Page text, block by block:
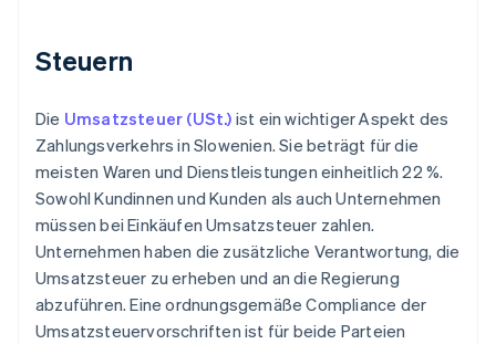
Steuern
Die Umsatzsteuer (USt.) ist ein wichtiger Aspekt des
Zahlungsverkehrs in Slowenien. Sie beträgt für die
meisten Waren und Dienstleistungen einheitlich 22 %.
Sowohl Kundinnen und Kunden als auch Unternehmen
müssen bei Einkäufen Umsatzsteuer zahlen.
Unternehmen haben die zusätzliche Verantwortung, die
Umsatzsteuer zu erheben und an die Regierung
abzuführen. Eine ordnungsgemäße Compliance der
Umsatzsteuervorschriften ist für beide Parteien